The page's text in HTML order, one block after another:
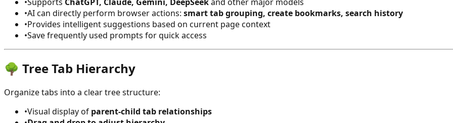
•Supports ChatGPT, Claude, Gemini, DeepSeekand other major models
•AI can directly perform browser actions: smart tab grouping, create bookmarks, search history
•Provides intelligent suggestions based on current page context
•Save frequently used prompts for quick access
🌳 Tree Tab Hierarchy
Organize tabs into a clear tree structure:
•Visual display of parent-child tab relationships